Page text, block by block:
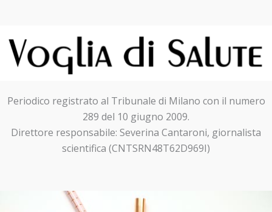
Periodico registrato al Tribunale di Milano con il numero
289 del 10 giugno 2009.
Direttore responsabile: Severina Cantaroni, giornalista
scientifica (CNTSRN48T62D969I)